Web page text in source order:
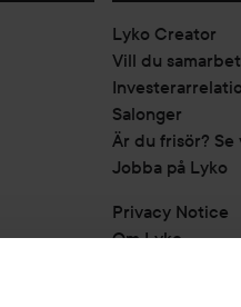
Lyko Creator
Vill du
Salonger
Är du frisör?
Jobba på Lyko
Privacy Notice
Om Lyko